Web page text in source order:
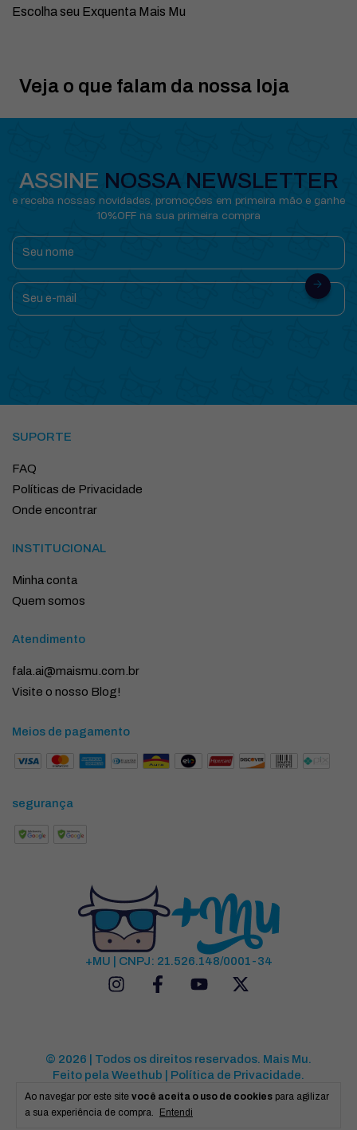
Ao navegar por este site você aceita o uso de cookies para agilizar
a sua experiência de compra.
Entendi
Escolha seu Exquenta Mais Mu
Veja o que falam da nossa loja
ASSINE NOSSA NEWSLETTER
e receba nossas novidades, promoções em primeira mão e ganhe
10%OFF na sua primeira compra
+MU | CNPJ: 21.526.148/0001-34
SUPORTE
FAQ
Políticas de Privacidade
Onde encontrar
INSTITUCIONAL
Minha conta
Quem somos
Atendimento
fala.ai@maismu.com.br
Visite o nosso Blog!
Meios de pagamento
segurança
© 2026 | Todos os direitos reservados. Mais Mu.
Feito pela Weethub Política de Privacidade.